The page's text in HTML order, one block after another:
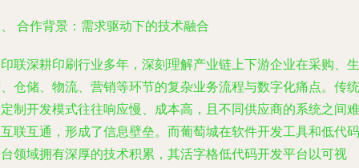
合作背景：需求驱动下的技术融合
联深耕印刷行业多年，深刻理解产业链上下游企业在采购、生
仓储、物流、营销等环节的复杂业务流程与数字化痛点。传统
制开发模式往往响应慢、成本高，且不同供应商的系统之间难
联互通，形成了信息壁垒。而葡萄城在软件开发工具和低代码
领域拥有深厚的技术积累，其活字格低代码开发平台以可视